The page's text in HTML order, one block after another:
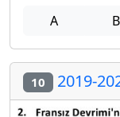
A B
10 2019-